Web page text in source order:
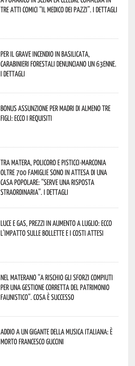
tre atti comici “Il medico dei pazzi”. I dettagli
Per il grave incendio in Basilicata,
Carabinieri forestali denunciano un 63enne.
I dettagli
Bonus assunzione per madri di almeno tre
figli: ecco i requisiti
Tra Matera, Policoro e Pisticci-Marconia
oltre 700 famiglie sono in attesa di una
casa popolare: “serve una risposta
straordinaria”. I dettagli
Luce e gas, prezzi in aumento a luglio: ecco
l’impatto sulle bollette e i costi attesi
Nel materano “a rischio gli sforzi compiuti
per una gestione corretta del patrimonio
faunistico”. Cosa è successo
Addio a un gigante della musica italiana: è
morto Francesco Guccini